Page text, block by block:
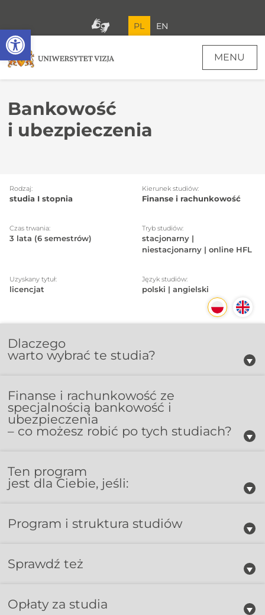
Open toolbar PL EN
MENU
Bankowość
i ubezpieczenia
Rodzaj:
studia I stopnia
Kierunek studiów:
Finanse i rachunkowość
Czas trwania:
3 lata (6 semestrów)
Tryb studiów:
stacjonarny |
niestacjonarny | online HFL
Uzyskany tytuł:
licencjat
Język studiów:
polski | angielski
Dlaczego
warto wybrać te studia?
Finanse i rachunkowość ze
specjalnością bankowość i
ubezpieczenia
– co możesz robić po tych studiach?
Ten program
jest dla Ciebie, jeśli:
Program i struktura studiów
Sprawdź też
Opłaty za studia